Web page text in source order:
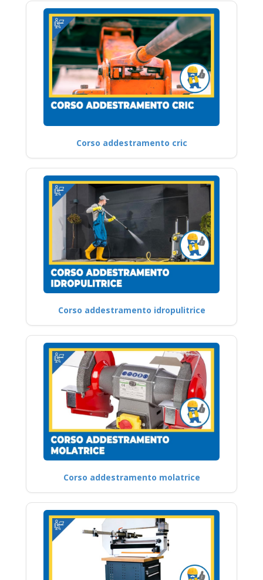
Corso addestramento cric
Corso addestramento idropulitrice
Corso addestramento molatrice